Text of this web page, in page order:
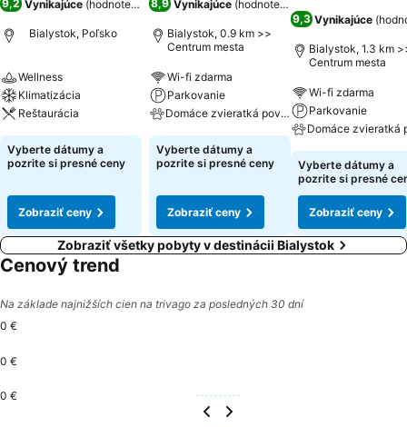
9,2 Vynikajúce (hodnotenia: 2 377)
Bialystok, Poľsko
Wellness
Klimatizácia
Reštaurácia
Vyberte dátumy a
pozrite si presné ceny
Zobraziť ceny
8,9 Vynikajúce (hodnotenia: 5 148
Bialystok, 0.9 km >>
Centrum mesta
Wi-fi zdarma
Parkovanie
Domáce zvieratká povolené
Vyberte dátumy a
pozrite si presné ceny
Zobraziť ceny
9,3 Vynikajúce (
Bialystok, 1.3 km
Centrum mesta
Wi-fi zdarma
Parkovanie
Domáce zvieratká
Vyberte dátumy a
pozrite si presné
Zobraziť ceny
Zobraziť všetky pobyty v destinácii Bialystok
Cenový trend
Na základe najnižších cien na trivago za posledných 30 dní
0 €
0 €
0 €